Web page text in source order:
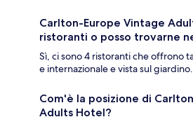
Carlton-Europe Vintage
ristoranti o posso trovarne
Sì, ci sono 4 ristoranti che offrono
e internazionale e vista sul giardino.
Com'è la posizione di
Adults Hotel?